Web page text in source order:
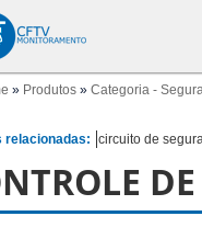
» Produtos » Categoria -
relacionadas: circuito de